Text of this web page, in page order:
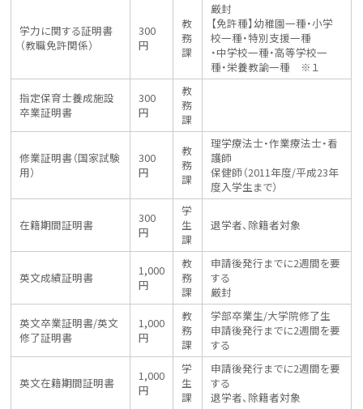
学力に関する証明書
（教職免許関係）
300
円
教
務
課
厳封
【免許種】幼稚園一種・小学
校一種・特別支援一種
・中学校一種・高等学校一
種・栄養教諭一種 ※１
指定保育士養成施設
卒業証明書
300
円
教
務
課
修業証明書（国家試験
用）
300
円
教
務
課
理学療法士・作業療法士・看
護師
保健師（2011年度/平成23年
度入学生まで）
在籍期間証明書
300
円
学
生
課
退学者、除籍者対象
英文成績証明書
1,000
円
教
務
課
申請後発行までに2週間を要
する
厳封
英文卒業証明書/英文
修了証明書
1,000
円
教
務
課
学部卒業生/大学院修了生
申請後発行までに2週間を要
する
英文在籍期間証明書
1,000
円
学
生
課
申請後発行までに2週間を要
する
退学者、除籍者対象